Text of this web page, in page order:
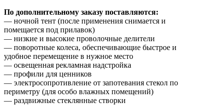
По дополнительному заказу поставляются:
— ночной тент (после применения снимается и
помещается под прилавок)
— низкие и высокие проволочные делители
— поворотные колеса, обеспечивающие быстрое и
удобное перемещение в нужное место
— освещенная рекламная надстройка
— профили для ценников
— электросопротивление от запотевания стекол по
периметру (для особо влажных помещений)
— раздвижные стеклянные створки